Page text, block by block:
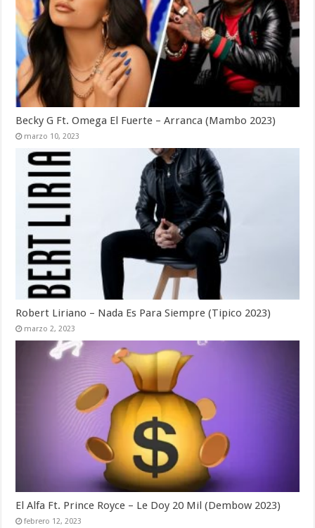
Becky G Ft. Omega El Fuerte – Arranca (Mambo 2023)
marzo 10, 2023
Robert Liriano – Nada Es Para Siempre (Tipico 2023)
marzo 2, 2023
El Alfa Ft. Prince Royce – Le Doy 20 Mil (Dembow 2023)
febrero 12, 2023